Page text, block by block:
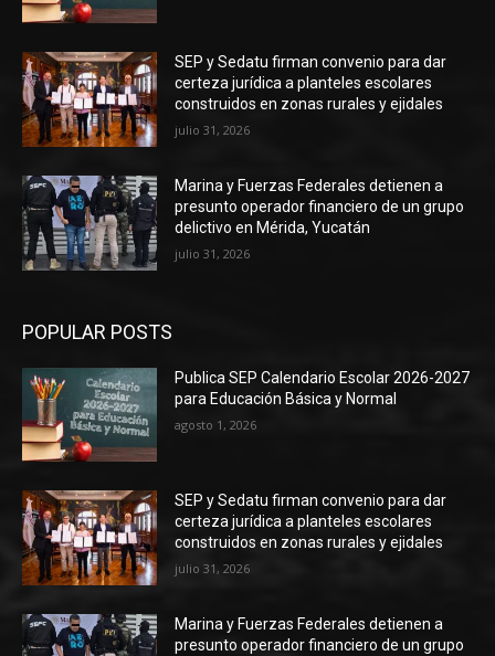
SEP y Sedatu firman convenio para dar
certeza jurídica a planteles escolares
construidos en zonas rurales y ejidales
julio 31, 2026
Marina y Fuerzas Federales detienen a
presunto operador financiero de un grupo
delictivo en Mérida, Yucatán
julio 31, 2026
POPULAR POSTS
Publica SEP Calendario Escolar 2026-2027
para Educación Básica y Normal
agosto 1, 2026
SEP y Sedatu firman convenio para dar
certeza jurídica a planteles escolares
construidos en zonas rurales y ejidales
julio 31, 2026
Marina y Fuerzas Federales detienen a
presunto operador financiero de un grupo